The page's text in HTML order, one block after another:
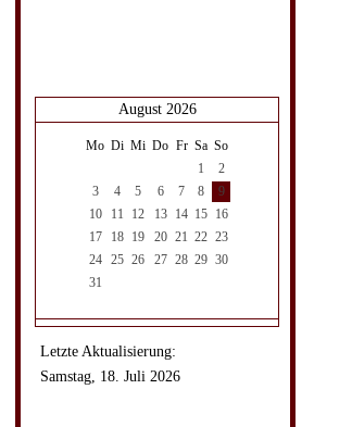
August 2026
Mo Di Mi Do Fr Sa So
1
2
3
4 5 6 7 8
9
10
11 12 13 14 15 16
17
18 19 20 21 22 23
24
25 26 27 28 29 30
31
Letzte Aktualisierung:
Samstag, 18. Juli 2026